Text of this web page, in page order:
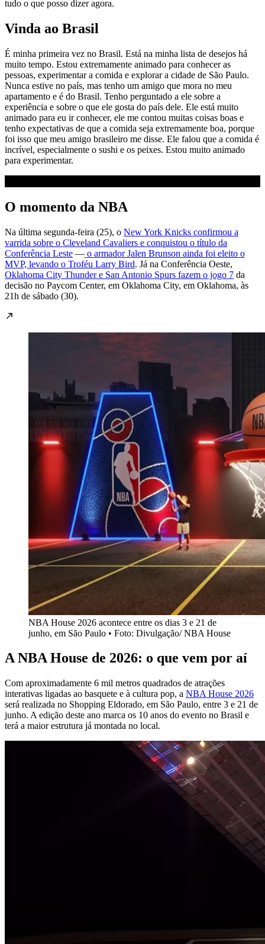
tudo o que posso dizer agora.
Vinda ao Brasil
É minha primeira vez no Brasil. Está na minha lista de desejos há
muito tempo. Estou extremamente animado para conhecer as
pessoas, experimentar a comida e explorar a cidade de São Paulo.
Nunca estive no país, mas tenho um amigo que mora no meu
apartamento e é do Brasil. Tenho perguntado a ele sobre a
experiência e sobre o que ele gosta do país dele. Ele está muito
animado para eu ir conhecer, ele me contou muitas coisas boas e
tenho expectativas de que a comida seja extremamente boa, porque
foi isso que meu amigo brasileiro me disse. Ele falou que a comida é
incrível, especialmente o sushi e os peixes. Estou muito animado
para experimentar.
O momento da NBA
Na última segunda-feira (25), o New York Knicks confirmou a
varrida sobre o Cleveland Cavaliers e conquistou o título da
Conferência Leste — o armador Jalen Brunson ainda foi eleito o
MVP, levando o Troféu Larry Bird. Já na Conferência Oeste,
Oklahoma City Thunder e San Antonio Spurs fazem o jogo 7 da
decisão no Paycom Center, em Oklahoma City, em Oklahoma, às
21h de sábado (30).
NBA House 2026 acontece entre os dias 3 e 21 de
junho, em São Paulo • Foto: Divulgação/ NBA House
A NBA House de 2026: o que vem por aí
Com aproximadamente 6 mil metros quadrados de atrações
interativas ligadas ao basquete e à cultura pop, a NBA House 2026
será realizada no Shopping Eldorado, em São Paulo, entre 3 e 21 de
junho. A edição deste ano marca os 10 anos do evento no Brasil e
terá a maior estrutura já montada no local.